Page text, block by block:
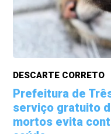
DESCARTE CORRETO
Prefeitura de
serviço gratuito
mortos evita